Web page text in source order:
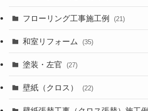
フローリング工事施工例 (21)
和室リフォーム (35)
塗装・左官 (27)
壁紙（クロス） (22)